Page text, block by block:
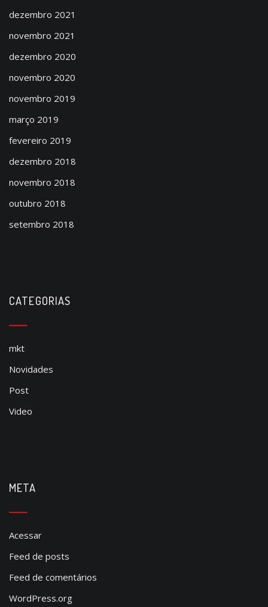
dezembro 2021
novembro 2021
dezembro 2020
novembro 2020
novembro 2019
março 2019
fevereiro 2019
dezembro 2018
novembro 2018
outubro 2018
setembro 2018
CATEGORIAS
mkt
Novidades
Post
Video
META
Acessar
Feed de posts
Feed de comentários
WordPress.org